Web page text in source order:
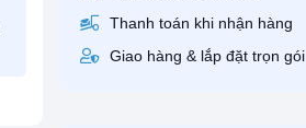
Thanh toán khi nhận hàng
Giao hàng & lắp đặt trọn gói